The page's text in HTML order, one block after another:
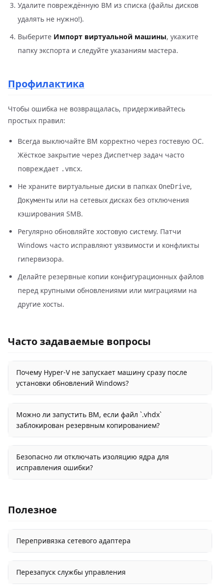
Удалите повреждённую ВМ из списка (файлы дисков
удалять не нужно!).
Выберите Импорт виртуальной машины, укажите
папку экспорта и следуйте указаниям мастера.
Профилактика
Чтобы ошибка не возвращалась, придерживайтесь
простых правил:
Всегда выключайте ВМ корректно через гостевую ОС.
Жёсткое закрытие через Диспетчер задач часто
повреждает .vmcx.
Не храните виртуальные диски в папках OneDrive,
Документы или на сетевых дисках без отключения
кэширования SMB.
Регулярно обновляйте хостовую систему. Патчи
Windows часто исправляют уязвимости и конфликты
гипервизора.
Делайте резервные копии конфигурационных файлов
перед крупными обновлениями или миграциями на
другие хосты.
Часто задаваемые вопросы
Почему Hyper-V не запускает машину сразу после
установки обновлений Windows?
Можно ли запустить ВМ, если файл `.vhdx`
заблокирован резервным копированием?
Безопасно ли отключать изоляцию ядра для
исправления ошибки?
Полезное
Перепривязка сетевого адаптера
Перезапуск службы управления